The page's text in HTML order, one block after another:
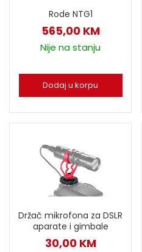
Rode NTG1
565,00 KM
Nije na stanju
Dodaj u korpu
Držač mikrofona za DSLR
aparate i gimbale
30,00 KM